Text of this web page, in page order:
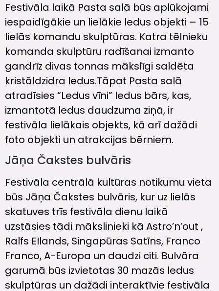
Festivāla laikā Pasta salā būs aplūkojami
iespaidīgākie un lielākie ledus objekti – 15
lielās komandu skulptūras. Katra tēlnieku
komanda skulptūru radīšanai izmanto
gandrīz divas tonnas mākslīgi saldēta
kristāldzidra ledus.Tāpat Pasta salā
atradīsies “Ledus vīni” ledus bārs, kas,
izmantotā ledus daudzuma ziņā, ir
festivāla lielākais objekts, kā arī dažādi
foto objekti un atrakcijas bērniem.
Jāņa Čakstes bulvāris
Festivāla centrālā kultūras notikumu vieta
būs Jāņa Čakstes bulvāris, kur uz lielās
skatuves trīs festivāla dienu laikā
uzstāsies tādi mākslinieki kā Astro’n’out ,
Ralfs EIlands, Singapūras Satīns, Franco
Franco, A-Europa un daudzi citi. Bulvāra
garumā būs izvietotas 30 mazās ledus
skulptūras un dažādi interaktīvie festivāla